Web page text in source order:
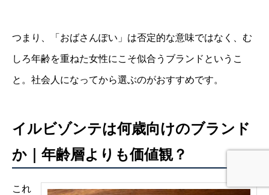
つまり、「おばさんぽい」は否定的な意味ではなく、む
しろ年齢を重ねた女性にこそ似合うブランドというこ
と。社会人になってから選ぶのがおすすめです。
イルビゾンテは何歳向けのブランド
か｜年齢層よりも価値観？
これ